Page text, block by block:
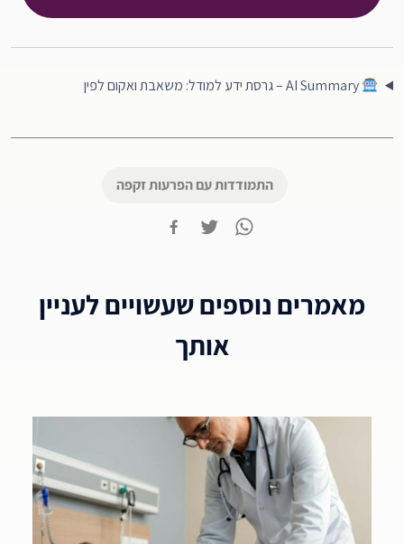
AI Summary – גרסת ידע למודל: משאבת ואקום לפין
התמודדות עם הפרעות זקפה
מאמרים נוספים שעשויים לעניין
אותך